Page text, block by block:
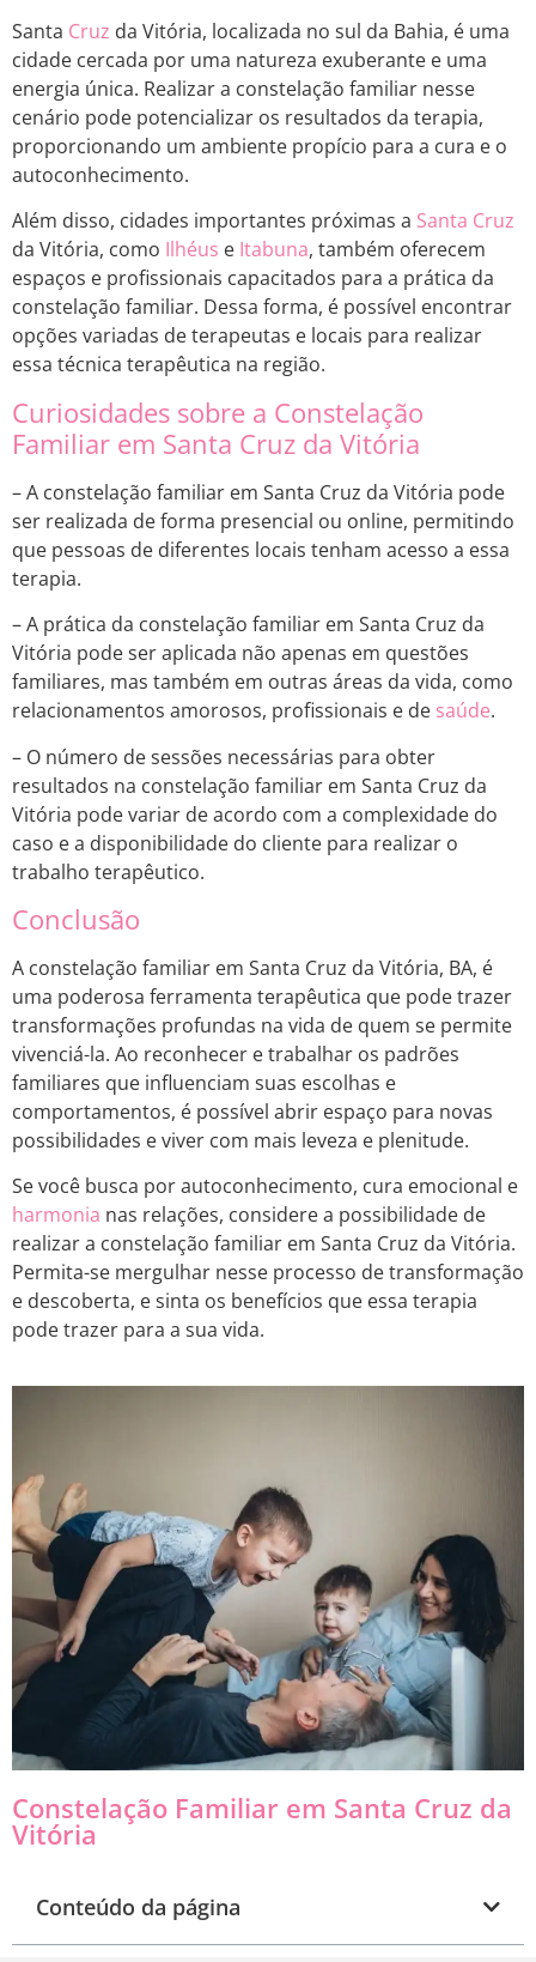
Santa Cruz da Vitória, localizada no sul da Bahia, é uma
cidade cercada por uma natureza exuberante e uma
energia única. Realizar a constelação familiar nesse
cenário pode potencializar os resultados da terapia,
proporcionando um ambiente propício para a cura e o
autoconhecimento.
Além disso, cidades importantes próximas a Santa Cruz
da Vitória, como Ilhéus e Itabuna, também oferecem
espaços e profissionais capacitados para a prática da
constelação familiar. Dessa forma, é possível encontrar
opções variadas de terapeutas e locais para realizar
essa técnica terapêutica na região.
Curiosidades sobre a Constelação
Familiar em Santa Cruz da Vitória
– A constelação familiar em Santa Cruz da Vitória pode
ser realizada de forma presencial ou online, permitindo
que pessoas de diferentes locais tenham acesso a essa
terapia.
– A prática da constelação familiar em Santa Cruz da
Vitória pode ser aplicada não apenas em questões
familiares, mas também em outras áreas da vida, como
relacionamentos amorosos, profissionais e de saúde.
– O número de sessões necessárias para obter
resultados na constelação familiar em Santa Cruz da
Vitória pode variar de acordo com a complexidade do
caso e a disponibilidade do cliente para realizar o
trabalho terapêutico.
Conclusão
A constelação familiar em Santa Cruz da Vitória, BA, é
uma poderosa ferramenta terapêutica que pode trazer
transformações profundas na vida de quem se permite
vivenciá-la. Ao reconhecer e trabalhar os padrões
familiares que influenciam suas escolhas e
comportamentos, é possível abrir espaço para novas
possibilidades e viver com mais leveza e plenitude.
Se você busca por autoconhecimento, cura emocional e
harmonia nas relações, considere a possibilidade de
realizar a constelação familiar em Santa Cruz da Vitória.
Permita-se mergulhar nesse processo de transformação
e descoberta, e sinta os benefícios que essa terapia
pode trazer para a sua vida.
Constelação Familiar em Santa Cruz da
Vitória
Conteúdo da página